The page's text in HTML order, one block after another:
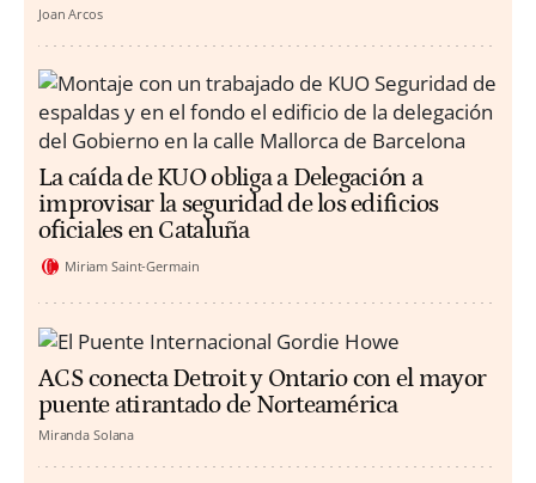
Joan Arcos
La caída de KUO obliga a Delegación a
improvisar la seguridad de los edificios
oficiales en Cataluña
Miriam Saint-Germain
ACS conecta Detroit y Ontario con el mayor
puente atirantado de Norteamérica
Miranda Solana